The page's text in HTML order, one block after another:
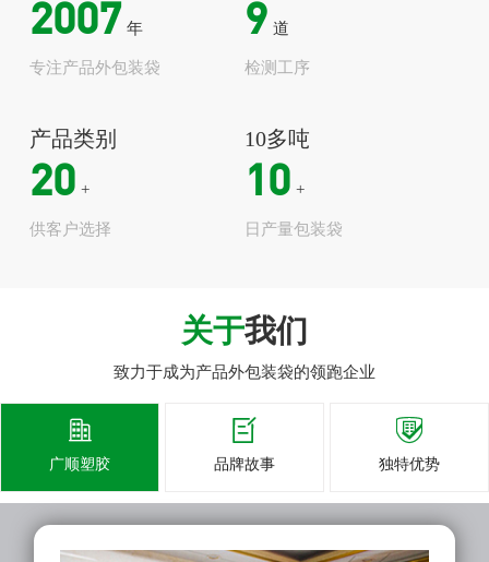
2007 年
专注产品外包装袋
9 道
检测工序
产品类别
20 +
供客户选择
10多吨
10 +
日产量包装袋
关于我们
致力于成为产品外包装袋的领跑企业

广顺塑胶

品牌故事

独特优势